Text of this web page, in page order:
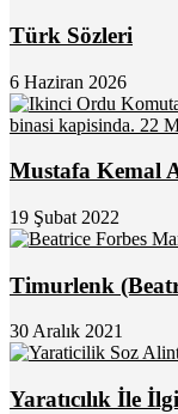
Türk Sözleri
6 Haziran 2026
Mustafa Kemal
19 Şubat 2022
Timurlenk
30 Aralık 2021
Yaratıcılık İle